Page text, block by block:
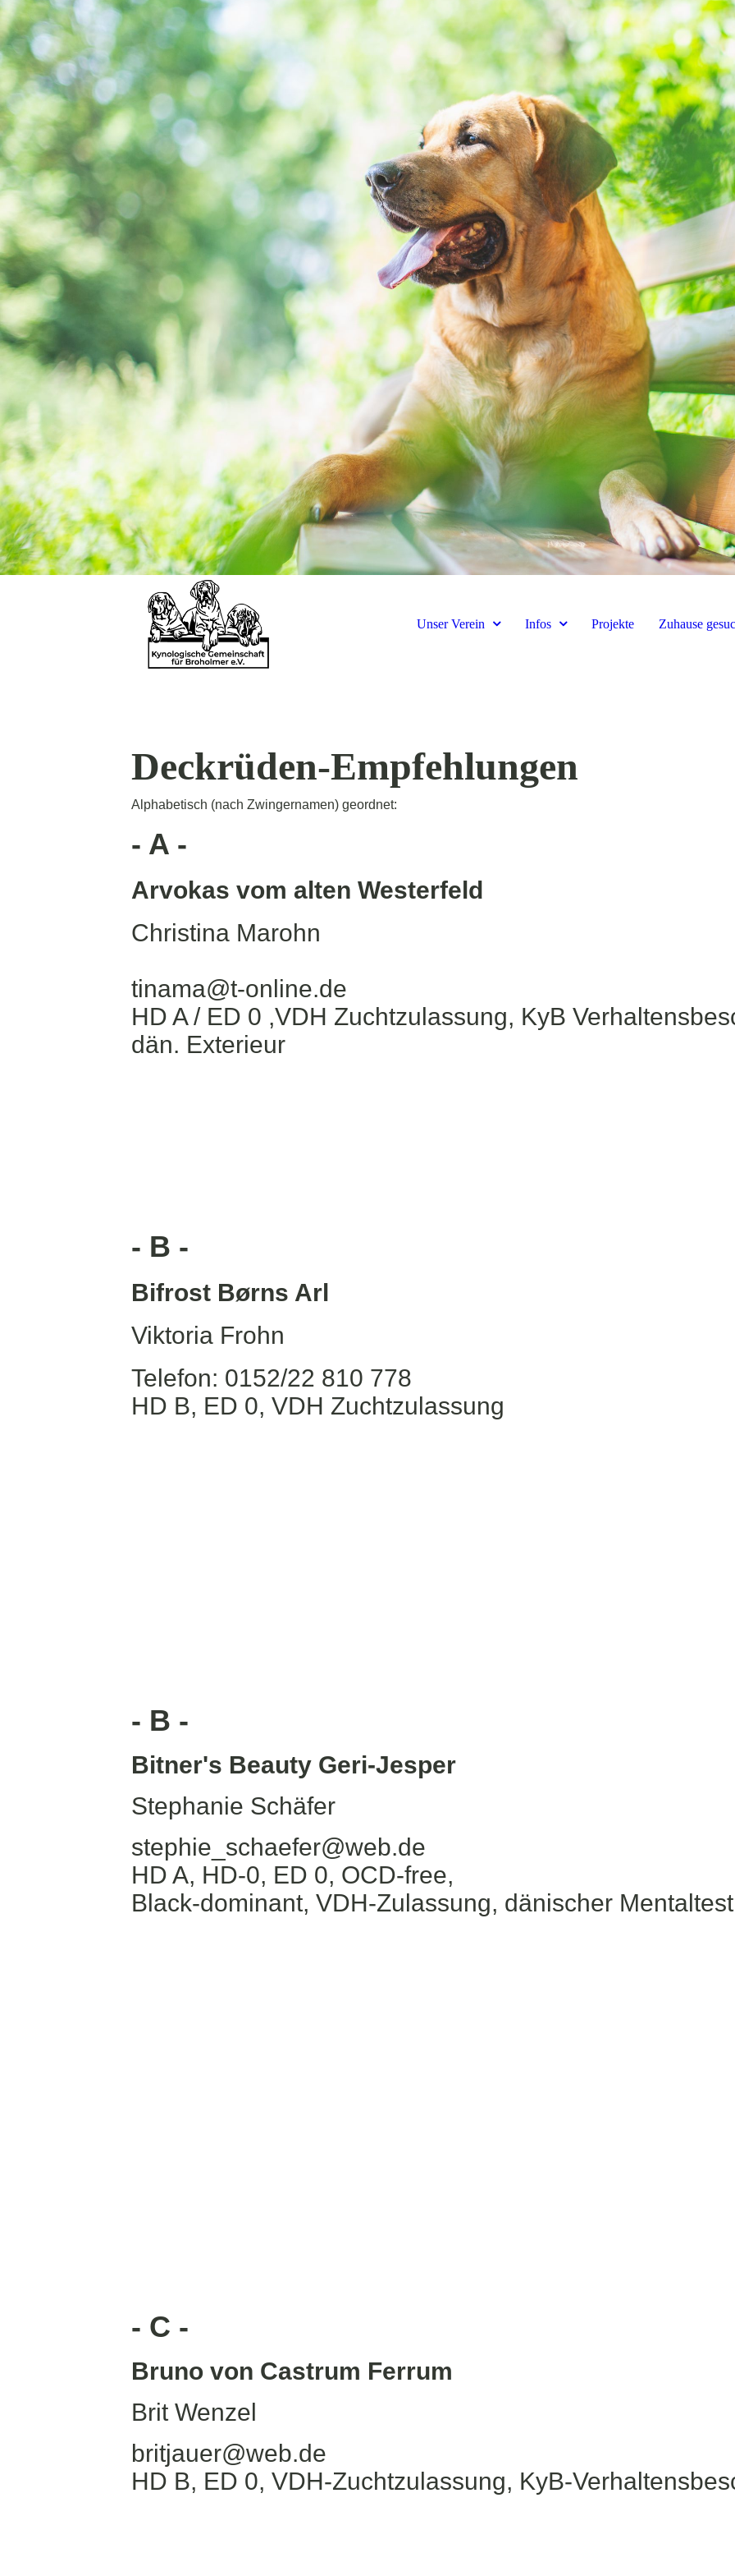
Unser Verein Infos Projekte Zuhause
Deckrüden-Empfehlungen
Alphabetisch (nach Zwingernamen) geordnet:
- A -
Arvokas vom alten Westerfeld
Christina Marohn
tinama@t-online.de
HD A / ED 0 ,VDH Zuchtzulassung, KyB
dän. Exterieur
- B -
Bifrost Børns Arl
Viktoria Frohn
Telefon: 0152/22 810 778
HD B, ED 0, VDH Zuchtzulassung
- B -
Bitner's Beauty Geri-Jesper
Stephanie Schäfer
stephie_schaefer@web.de
HD A, HD-0, ED 0, OCD-free,
Black-dominant, VDH-Zulassung, dänischer
- C -
Bruno von Castrum Ferrum
Brit Wenzel
britjauer@web.de
HD B, ED 0, VDH-Zuchtzulassung, KyB-